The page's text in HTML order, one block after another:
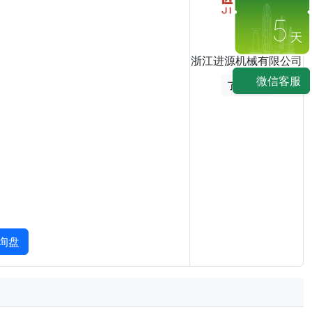
盘
浙江进源机械有限公司
了解展商
5
微信客服